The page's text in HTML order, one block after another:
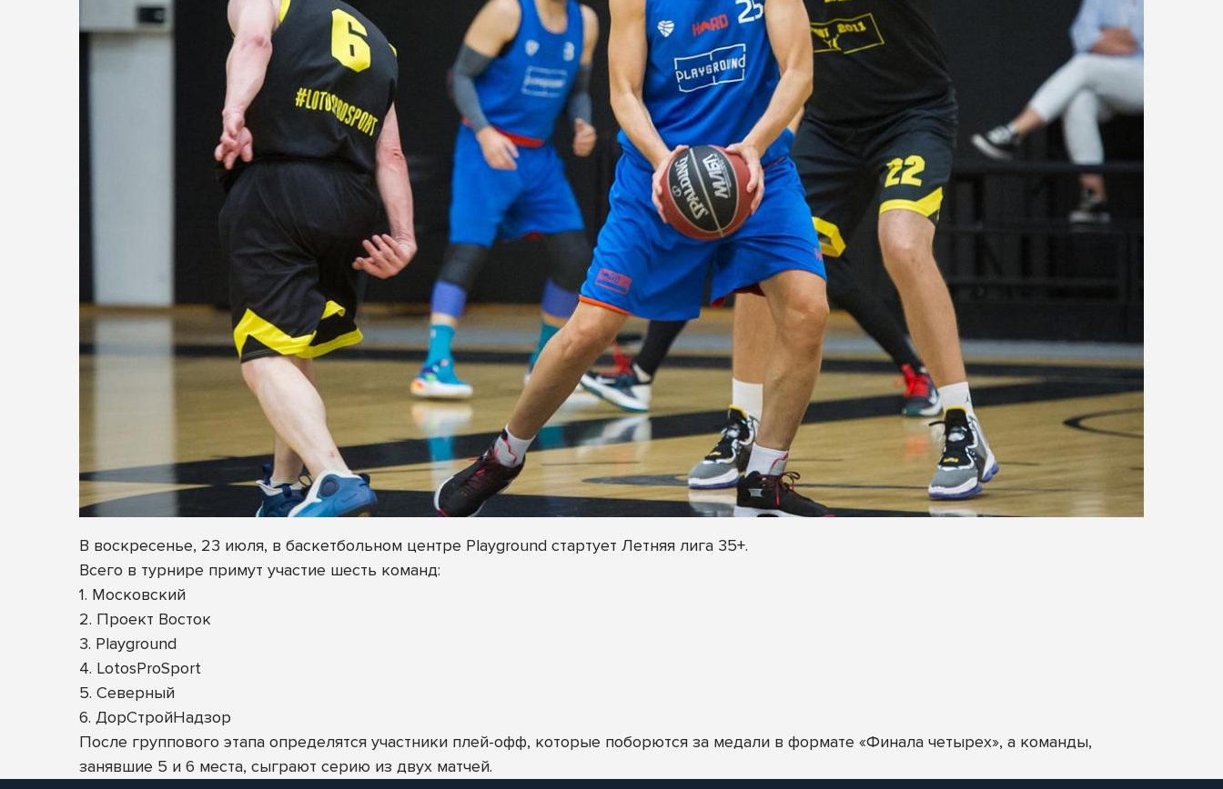
В воскресенье, 23 июля, в баскетбольном центре Playground стартует Летняя лига 35+.
Всего в турнире примут участие шесть команд:
1. Московский
2. Проект Восток
3. Playground
4. LotosProSport
5. Северный
6. ДорСтройНадзор
После группового этапа определятся участники плей-офф, которые поборются за медали в формате «Финала четырех», а команды,
занявшие 5 и 6 места, сыграют серию из двух матчей.